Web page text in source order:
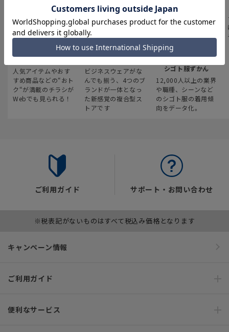
最新のお買い得情報
人気アイテムやおす
すめ商品などの“おト
ク“が満載のチラシが
Webでも見られる！
スーツスクエア
ビジネスウェアがな
んでも揃う、4つのブ
ランドが一体となっ
た新感覚の複合型ス
トアです
みんなの
シゴト服ずかん
12,000人以上の業界
や職種、シーンなど
のシゴト服の着用傾
向をデータ化。
ご利用ガイド サポート・お問い合わせ
※税表記がないものはすべて税込み価格となります
キャンペーン情報
ご利用ガイド
便利なサービス